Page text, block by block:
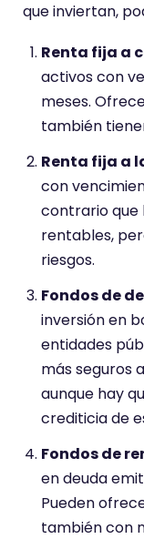
que inviertan,
Renta fija a
activos con
meses.
también
Renta fija a
con
contrario que
rentables,
riesgos.
Fondos de
inversión en
entidades
más seguros
aunque hay
crediticia de
Fondos de
en deuda
Pueden
también con